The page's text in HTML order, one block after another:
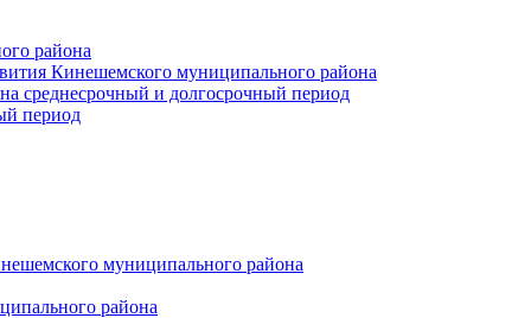
района
Кинешемского муниципального района
среднесрочный и долгосрочный период
период
муниципального района
района